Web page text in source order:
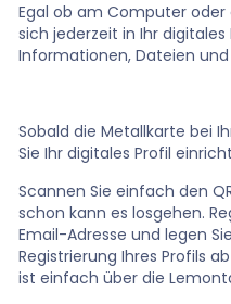
Egal ob am Computer
sich jederzeit in Ihr
Informationen, Dateien und
Sobald die Metallkarte bei
Sie Ihr digitales Profil
Scannen Sie einfach den
schon kann es losgehen.
Email-Adresse und legen
Registrierung Ihres Profils
ist einfach über die